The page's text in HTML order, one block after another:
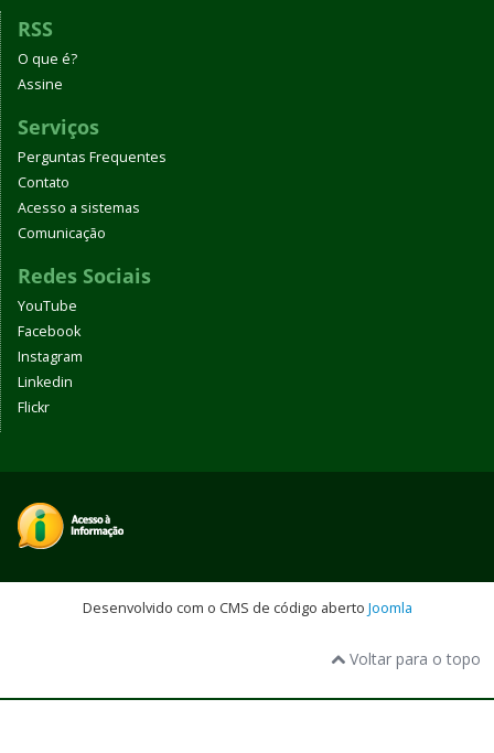
RSS
O que é?
Assine
Serviços
Perguntas Frequentes
Contato
Acesso a sistemas
Comunicação
Redes Sociais
YouTube
Facebook
Instagram
Linkedin
Flickr
Desenvolvido com o CMS de código aberto Joomla
Voltar para o topo